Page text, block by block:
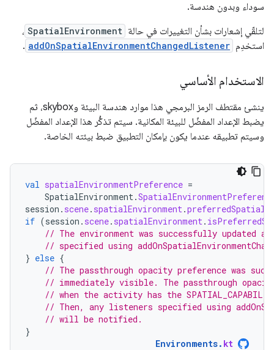
سوداء وبدون هندسة.
لتلقّي إشعارات بشأن التغييرات في حالة SpatialEnvironment ،
استخدِم addOnSpatialEnvironmentChangedListener
.
الاستخدام الأساسي
ينشئ مقتطف الرمز البرمجي هذا موارد هندسة البيئة وskybox، ثم
يضبط الإعداد المفضّل للبيئة المكانية. سيتم تذكُّر هذا الإعداد المفضّل
وسيتم تطبيقه عندما يكون بإمكان التطبيق ضبط بيئته الخاصة.
val spatialEnvironmentPreference =
SpatialEnvironment.
session . scene. spatialEnvironment.
if (session . scene. spatialEnvironment.
// The environment was successfully updated
// specified using
} else {
// The passthrough opacity preference was
// immediately visible. The passthrough
// when the activity has the
// Then, any listeners specified using
// will be notified.
}
Environments. kt